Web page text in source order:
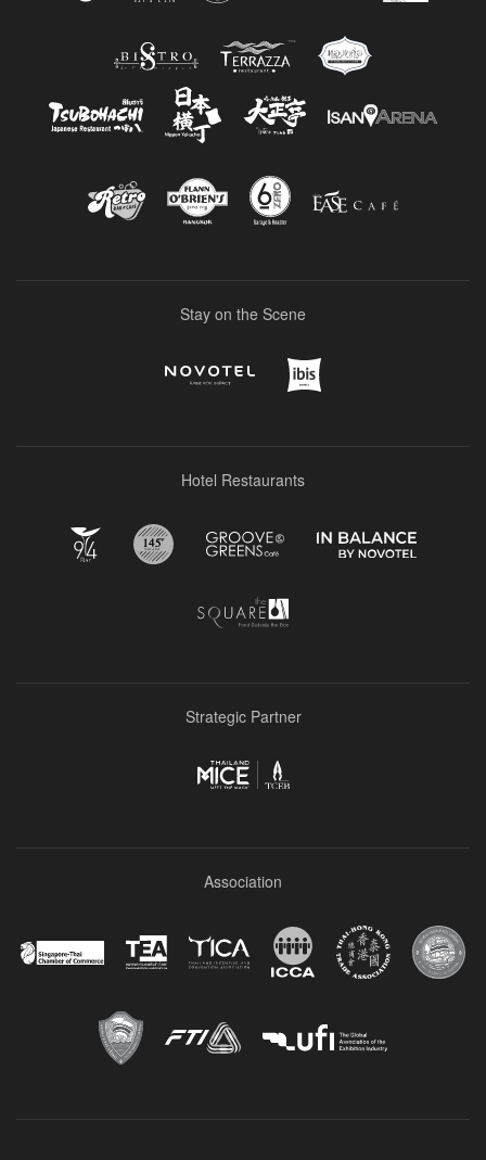
Stay on the Scene
Hotel Restaurants
Strategic Partner
Association